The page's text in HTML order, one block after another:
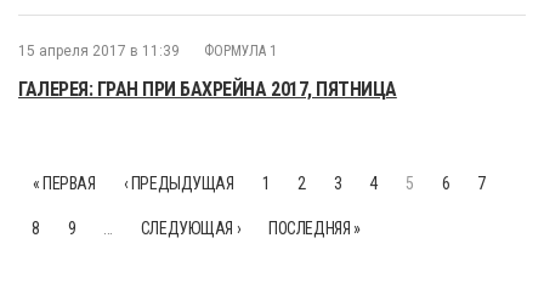
15 апреля 2017 в 11:39 ФОРМУЛА 1
ГАЛЕРЕЯ: ГРАН ПРИ БАХРЕЙНА 2017, ПЯТНИЦА
« ПЕРВАЯ ‹ ПРЕДЫДУЩАЯ 1 2 3 4 5 6 7
8 9 СЛЕДУЮЩАЯ › ПОСЛЕДНЯЯ »